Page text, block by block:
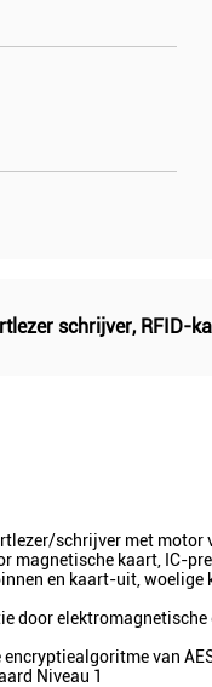
schrijver, RFID-
schrijver met
magnetische kaart, IC-
en kaart-uit, woelige
door
encryptiealgoritme van
Niveau 1